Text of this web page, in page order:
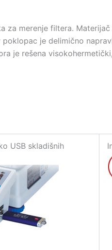
za merenje filtera.
je delimično
je rešena
USB skladišnih